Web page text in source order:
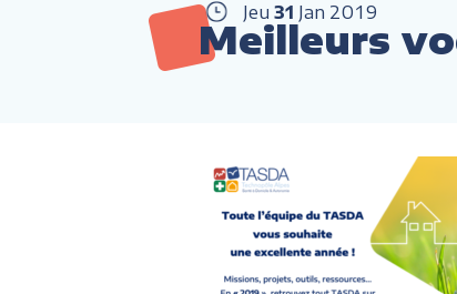
Jeu 31 Jan 2019
Meilleurs